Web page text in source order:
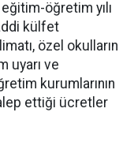
eğitim-öğretim yılı
külfet
özel okulların
uyarı ve
kurumlarının
ettiği ücretler